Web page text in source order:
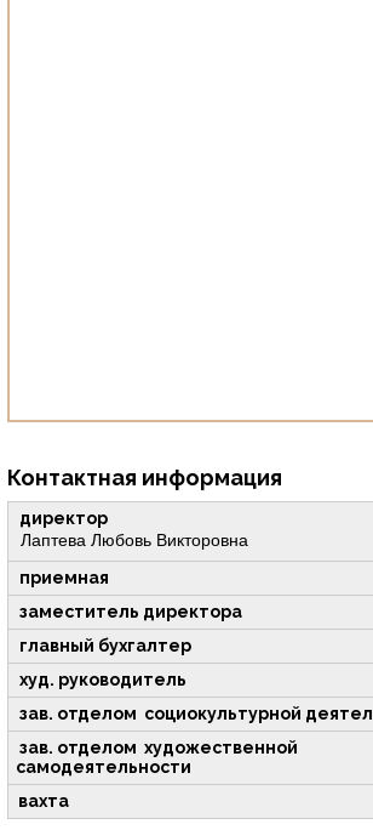
Контактная информация
директор
Лаптева Любовь Викторовна
приемная
заместитель директора
главный бухгалтер
худ. руководитель
зав. отделом социокультурной
зав. отделом художественной
самодеятельности
вахта